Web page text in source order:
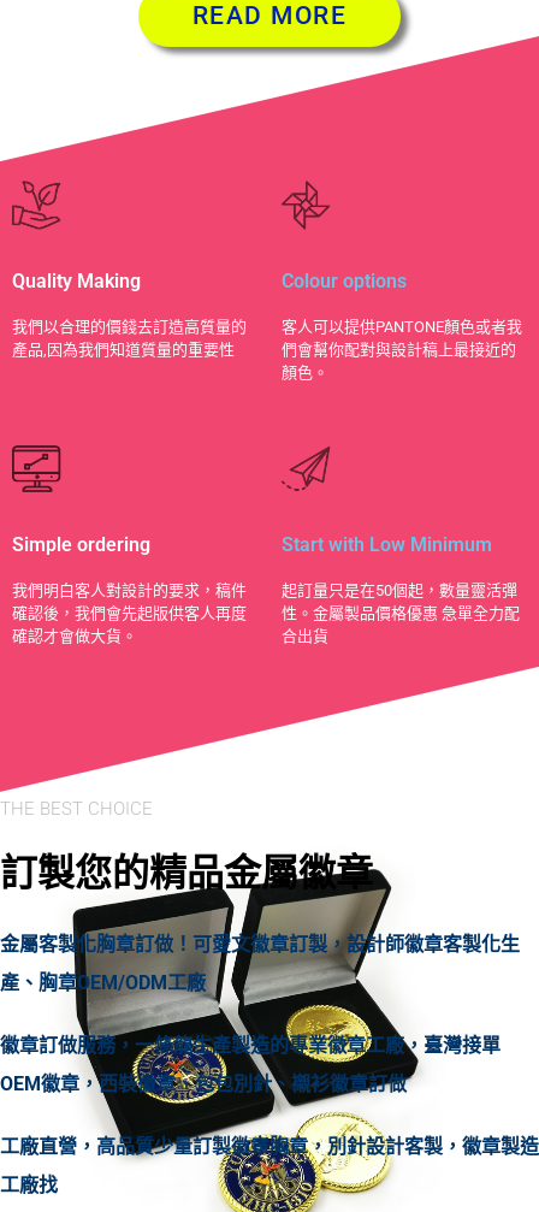
READ MORE
Quality Making
​我們以合理的價錢去訂造高質量的
產品,因為我們知道質量的重要性
Colour options
客人可以提供PANTONE顏色或者我
們會幫你配對與設計稿上最接近的
顏色。
Simple ordering
我們明白客人對設計的要求，稿件
確認後，我們會先起版供客人再度
確認才會做大貨。
Start with Low Minimum
起訂量只是在50個起，數量靈活彈
性。金屬製品價格優惠 急單全力配
合出貨
THE BEST CHOICE
訂製您的精品金屬徽章
金屬客製化胸章訂做！可愛文徽章訂製，設計師徽章客製化生
產、胸章OEM/ODM工廠
徽章訂做服務，一條龍生產製造的專業徽章工廠，臺灣接單
OEM徽章，西裝徽章、包包別針、襯衫徽章訂做
工廠直營，高品質少量訂製徽章胸章，別針設計客製，徽章製造
工廠找